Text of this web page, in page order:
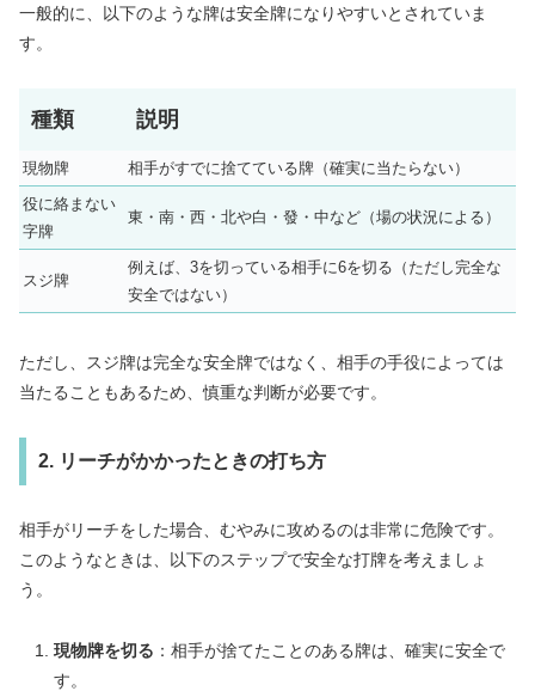
一般的に、以下のような牌は安全牌になりやすいとされていま
す。
種類 説明
現物牌
相手がすでに捨てている牌（確実に当たらない）
役に絡まない
字牌
東・南・西・北や白・發・中など（場の状況による）
スジ牌
例えば、3を切っている相手に6を切る（ただし完全な
安全ではない）
ただし、スジ牌は完全な安全牌ではなく、相手の手役によっては
当たることもあるため、慎重な判断が必要です。
2. リーチがかかったときの打ち方
相手がリーチをした場合、むやみに攻めるのは非常に危険です。
このようなときは、以下のステップで安全な打牌を考えましょ
う。
現物牌を切る ：相手が捨てたことのある牌は、確実に安全で
す。